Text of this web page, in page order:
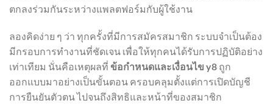
ตกลงร่วมกันระหว่างแพลตฟอร์มกับผู้ใช้งาน
ลองคิดง่าย ๆ ว่า ทุกครั้งที่มีการสมัครสมาชิก ระบบจำเป็นต้อง
มีกรอบการทำงานที่ชัดเจน เพื่อให้ทุกคนได้รับการปฏิบัติอย่าง
เท่าเทียม นั่นคือเหตุผลที่ ข้อกำหนดและเงื่อนไข y8 ถูก
ออกแบบมาอย่างเป็นขั้นตอน ครอบคลุมตั้งแต่การเปิดบัญชี
การยืนยันตัวตน ไปจนถึงสิทธิและหน้าที่ของสมาชิก